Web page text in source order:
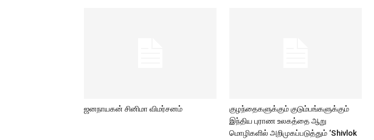
ஜனநாயகன் சினிமா விமர்சனம்
குழந்தைகளுக்கும் குடும்பங்களுக்கும்
இந்திய புராண உலகத்தை ஆறு
மொழிகளில் அறிமுகப்படுத்தும் ‘Shivlok